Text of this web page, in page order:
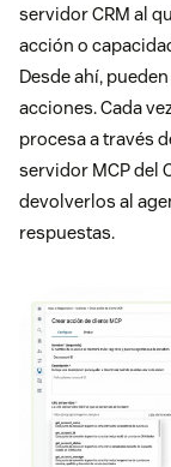
servidor CRM al
acción o
Desde ahí,
acciones. Cada
procesa a través
servidor MCP del
devolverlos al
respuestas.